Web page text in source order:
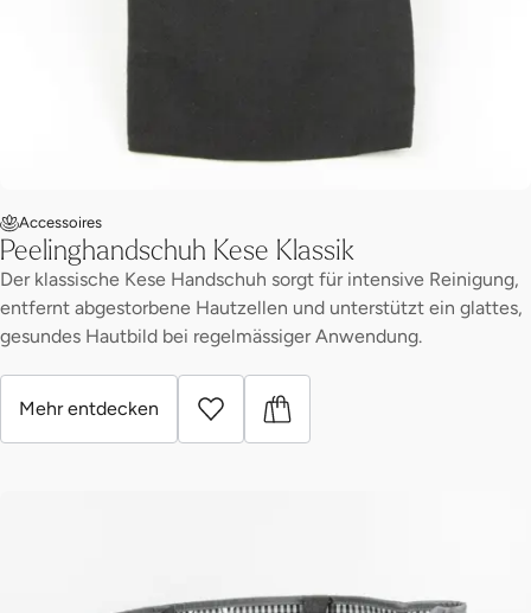
Accessoires
Peelinghandschuh Kese Klassik
Der klassische Kese Handschuh sorgt für intensive Reinigung,
entfernt abgestorbene Hautzellen und unterstützt ein glattes,
gesundes Hautbild bei regelmässiger Anwendung.
Mehr entdecken